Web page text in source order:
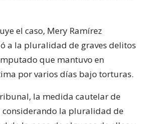
el caso, Mery Ramírez
a la pluralidad de graves delitos
que mantuvo en
por varios días bajo torturas.
la medida cautelar de
considerando la pluralidad de